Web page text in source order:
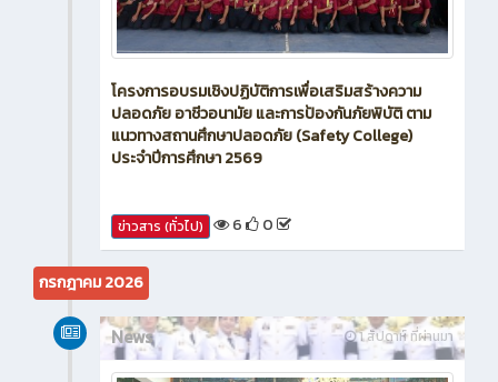
โครงการอบรมเชิงปฏิบัติการเพื่อเสริมสร้างความ
ปลอดภัย อาชีวอนามัย และการป้องกันภัยพิบัติ ตาม
แนวทางสถานศึกษาปลอดภัย (Safety College)
6 0
กรกฎาคม 2026
News